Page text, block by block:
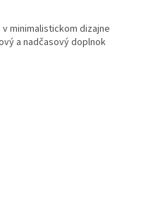
minimalistickom dizajne
a nadčasový doplnok